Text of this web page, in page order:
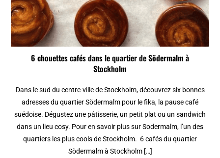
6 chouettes cafés dans le quartier de Södermalm à
Stockholm
Dans le sud du centre-ville de Stockholm, découvrez six bonnes
adresses du quartier Södermalm pour le fika, la pause café
suédoise. Dégustez une pâtisserie, un petit plat ou un sandwich
dans un lieu cosy. Pour en savoir plus sur Sodermalm, l’un des
quartiers les plus cools de Stockholm. 6 cafés du quartier
Södermalm à Stockholm […]